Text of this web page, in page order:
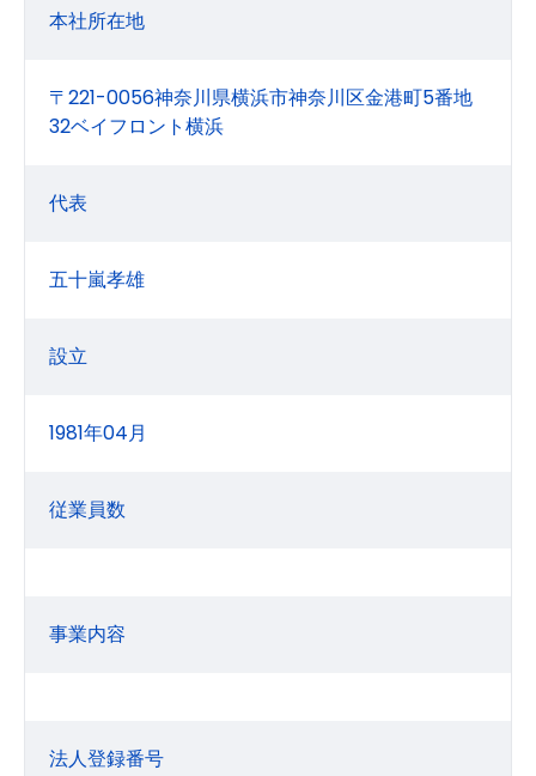
本社所在地
〒221-0056神奈川県横浜市神奈川区金港町5番地
32ベイフロント横浜
代表
五十嵐孝雄
設立
1981年04月
従業員数
事業内容
法人登録番号